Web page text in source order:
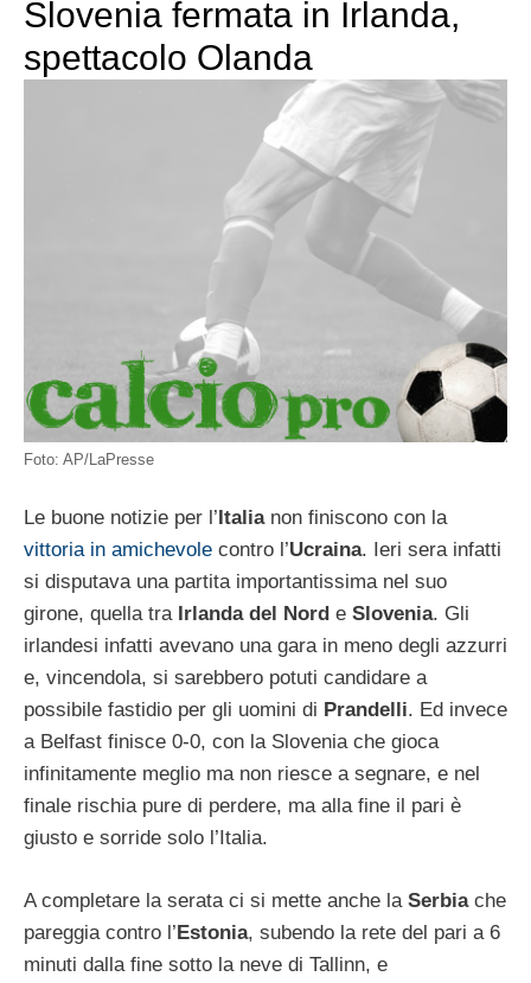
Slovenia fermata in Irlanda,
spettacolo Olanda
Foto: AP/LaPresse
Le buone notizie per l’ Italia non finiscono con la
vittoria in amichevole contro l’Ucraina. Ieri sera infatti
si disputava una partita importantissima nel suo
girone, quella tra Irlanda del Nord e Slovenia. Gli
irlandesi infatti avevano una gara in meno degli azzurri
e, vincendola, si sarebbero potuti candidare a
possibile fastidio per gli uomini di Prandelli. Ed invece
a Belfast finisce 0-0, con la Slovenia che gioca
infinitamente meglio ma non riesce a segnare, e nel
finale rischia pure di perdere, ma alla fine il pari è
giusto e sorride solo l’Italia.
A completare la serata ci si mette anche la Serbia che
pareggia contro l’Estonia, subendo la rete del pari a 6
minuti dalla fine sotto la neve di Tallinn, e